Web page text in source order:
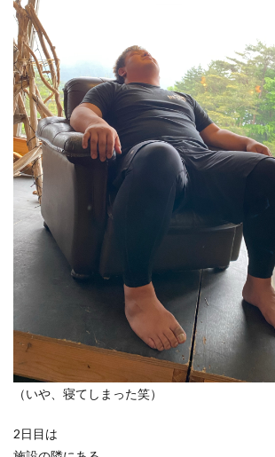
（いや、寝てしまった笑）
2日目は